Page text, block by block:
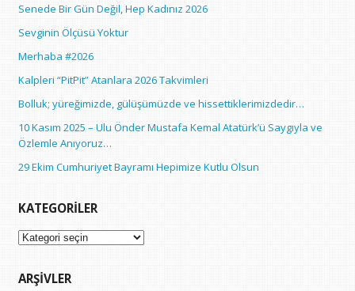
Senede Bir Gün Değil, Hep Kadınız 2026
Sevginin Ölçüsü Yoktur
Merhaba #2026
Kalpleri “PitPit” Atanlara 2026 Takvimleri
Bolluk; yüreğimizde, gülüşümüzde ve hissettiklerimizdedir…
10 Kasım 2025 – Ulu Önder Mustafa Kemal Atatürk’ü Saygıyla ve
Özlemle Anıyoruz…
29 Ekim Cumhuriyet Bayramı Hepimize Kutlu Olsun
KATEGORILER
Kategoriler
ARŞIVLER